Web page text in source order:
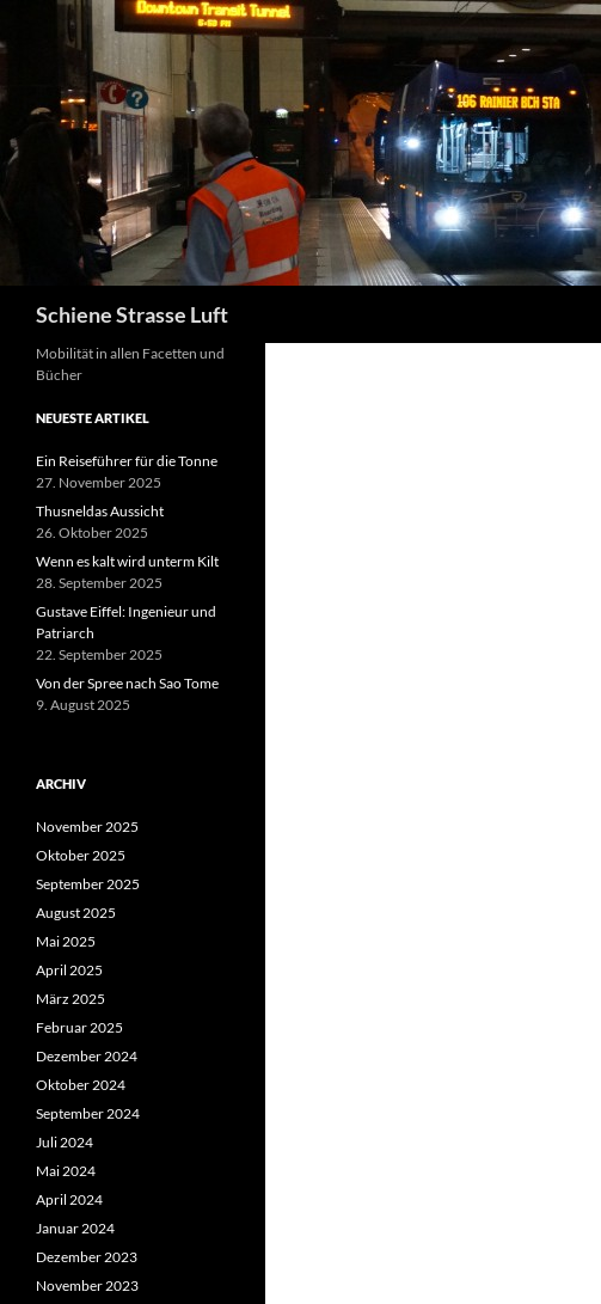
Inhalt
Schiene Strasse Luft
Mobilität in allen Facetten und
Bücher
NEUESTE ARTIKEL
Ein Reiseführer für die Tonne
27. November 2025
Thusneldas Aussicht
26. Oktober 2025
Wenn es kalt wird unterm Kilt
28. September 2025
Gustave Eiffel: Ingenieur und
Patriarch
22. September 2025
Von der Spree nach Sao Tome
9. August 2025
ARCHIV
November 2025
Oktober 2025
September 2025
August 2025
Mai 2025
April 2025
März 2025
Februar 2025
Dezember 2024
Oktober 2024
September 2024
Juli 2024
Mai 2024
April 2024
Januar 2024
Dezember 2023
November 2023